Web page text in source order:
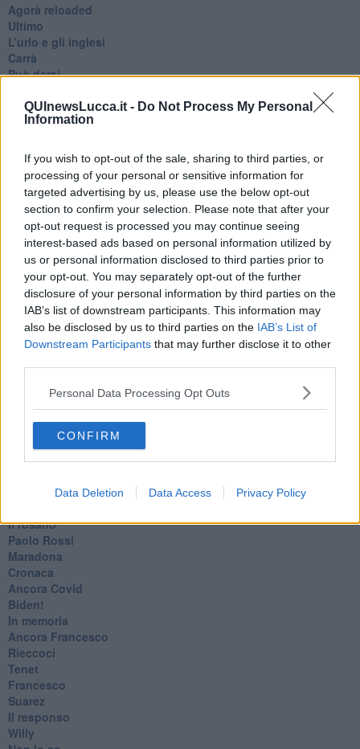
QUInewsLucca.it - Do Not Process My Personal
Information
If you wish to opt-out of the sale, sharing to third parties, or
processing of your personal or sensitive information for
targeted advertising by us, please use the below opt-out
section to confirm your selection. Please note that after your
opt-out request is processed you may continue seeing
interest-based ads based on personal information utilized by
us or personal information disclosed to third parties prior to
your opt-out. You may separately opt-out of the further
disclosure of your personal information by third parties on the
IAB’s list of downstream participants. This information may
also be disclosed by us to third parties on the IAB’s List of
Downstream Participants that may further disclose it to other
Personal Data Processing Opt Outs
CONFIRM
Data Deletion Data Access Privacy Policy
​Agorà reloaded
Ultimo
​L’urlo e gli inglesi
Carrà
Può darsi
Acciaio
Il Presidente
Insopportabile
​Mentre
Luana
​Ci vuole Fedez
​Cronaca di un vaccino annunciato
​Liberazione
Esternazioni
Vaxzevria
Nazionali
​Ricorrenze e celebrazioni
Marte
​Crapa pelada
​I soliti noti
No profit
Dragonheart
Con-ter?
Coincidenze e crisi
​L’anno del vaccino
​Il rosario
Paolo Rossi
Maradona
Cronaca
​Ancora Covid
​Biden!
In memoria
​Ancora Francesco
Rieccoci
Tenet
Francesco
Suarez
​Il responso
Willy